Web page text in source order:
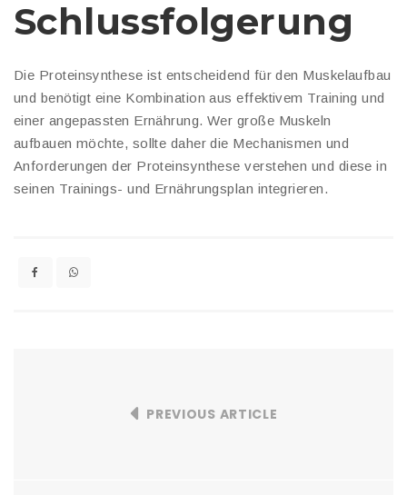
Schlussfolgerung
Die Proteinsynthese ist entscheidend für den Muskelaufbau
und benötigt eine Kombination aus effektivem Training und
einer angepassten Ernährung. Wer große Muskeln
aufbauen möchte, sollte daher die Mechanismen und
Anforderungen der Proteinsynthese verstehen und diese in
seinen Trainings- und Ernährungsplan integrieren.
PREVIOUS ARTICLE